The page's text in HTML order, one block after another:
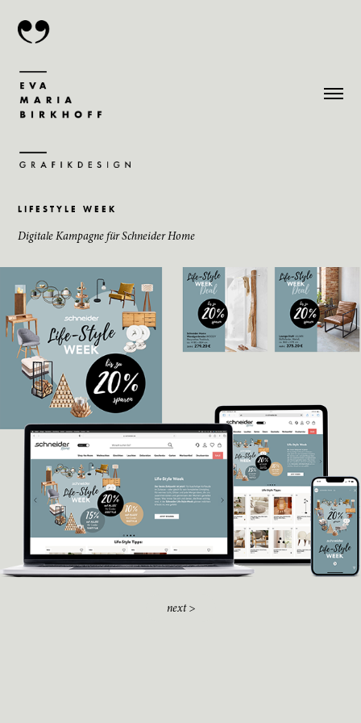
L I F E S T Y L E   W E E K
Digitale Kampagne für Schneider Home
next >